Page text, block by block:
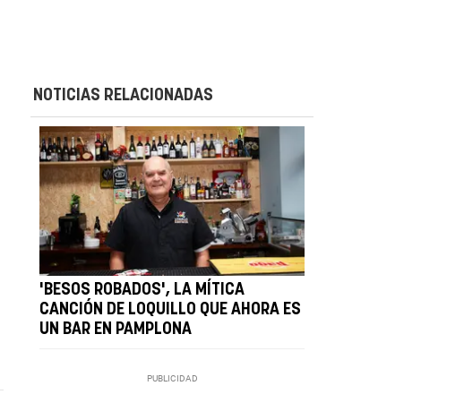
NOTICIAS RELACIONADAS
'BESOS ROBADOS', LA MÍTICA
CANCIÓN DE LOQUILLO QUE AHORA ES
UN BAR EN PAMPLONA